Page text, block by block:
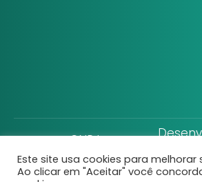
CNPJ:
32.752.806/0001-22
Direito Rural © Todos
Este site usa cookies para melhorar
Ao clicar em "Aceitar" você